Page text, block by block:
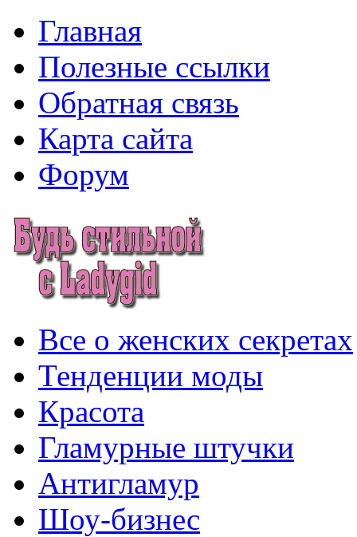
Главная
Полезные ссылки
Обратная связь
Карта сайта
Форум
Все о женских секретах
Тенденции моды
Красота
Гламурные штучки
Антигламур
Шоу-бизнес